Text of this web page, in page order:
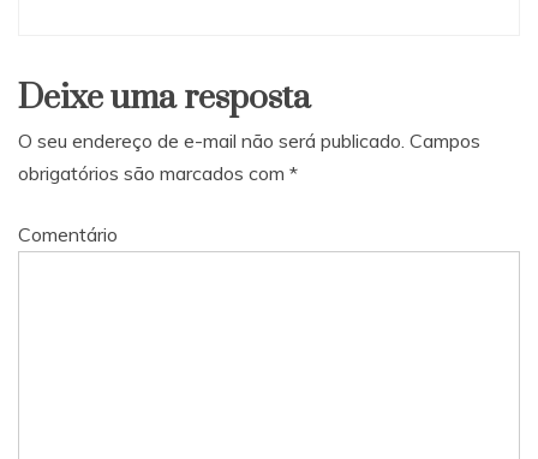
Deixe uma resposta
O seu endereço de e-mail não será publicado. Campos
obrigatórios são marcados com *
Comentário